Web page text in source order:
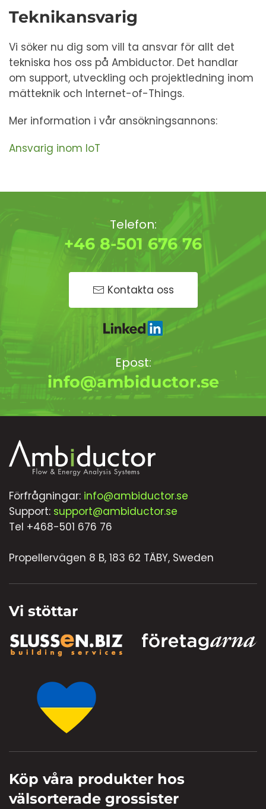
Teknikansvarig
Vi söker nu dig som vill ta ansvar för allt det
tekniska hos oss på Ambiductor. Det handlar
om support, utveckling och projektledning inom
mätteknik och Internet-of-Things.
Mer information i vår ansökningsannons:
Ansvarig inom IoT
Telefon:
+46 8-501 676 76
Kontakta oss
Epost:
info@ambiductor.se
Förfrågningar: info@ambiductor.se
Support: support@ambiductor.se
Tel +468-501 676 76
Propellervägen 8 B, 183 62 TÄBY, Sweden
Vi stöttar
Köp våra produkter hos
välsorterade grossister